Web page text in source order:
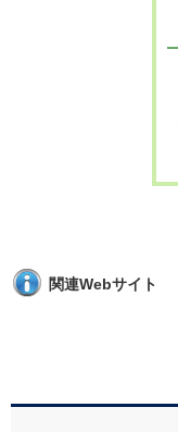
関連Webサイト